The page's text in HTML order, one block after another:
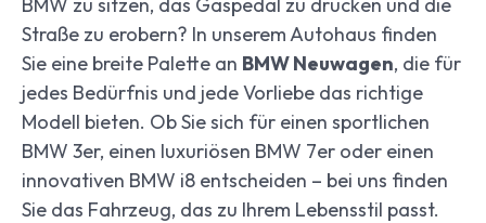
Straße zu erobern? In unserem Autohaus finden
Sie eine breite Palette an BMW Neuwagen, die für
jedes Bedürfnis und jede Vorliebe das richtige
Modell bieten. Ob Sie sich für einen sportlichen
BMW 3er, einen luxuriösen BMW 7er oder einen
innovativen BMW i8 entscheiden – bei uns finden
Sie das Fahrzeug, das zu Ihrem Lebensstil passt.